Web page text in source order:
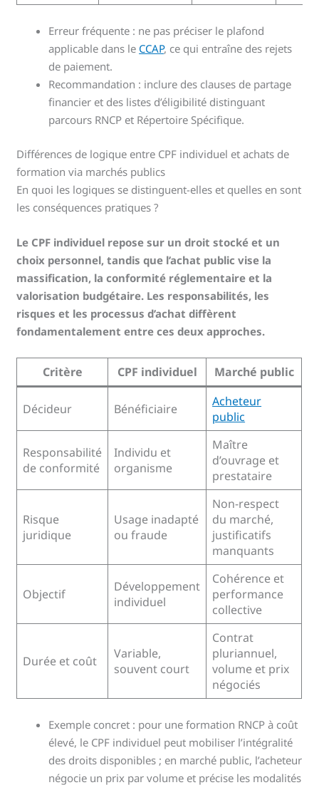
Erreur fréquente : ne pas préciser le plafond
applicable dans le CCAP, ce qui entraîne des rejets
de paiement.
Recommandation : inclure des clauses de partage
financier et des listes d’éligibilité distinguant
parcours RNCP et Répertoire Spécifique.
Différences de logique entre CPF individuel et achats de
formation via marchés publics
En quoi les logiques se distinguent-elles et quelles en sont
les conséquences pratiques ?
Le CPF individuel repose sur un droit stocké et un
choix personnel, tandis que l’achat public vise la
massification, la conformité réglementaire et la
valorisation budgétaire. Les responsabilités, les
risques et les processus d’achat diffèrent
fondamentalement entre ces deux approches.
Critère CPF individuel Marché public
Décideur Bénéficiaire
Acheteur
public
Responsabilité
de conformité
Individu et
organisme
Maître
d’ouvrage et
prestataire
Risque
juridique
Usage inadapté
ou fraude
Non-respect
du marché,
justificatifs
manquants
Objectif
Développement
individuel
Cohérence et
performance
collective
Durée et coût
Variable,
souvent court
Contrat
pluriannuel,
volume et prix
négociés
Exemple concret : pour une formation RNCP à coût
élevé, le CPF individuel peut mobiliser l’intégralité
des droits disponibles ; en marché public, l’acheteur
négocie un prix par volume et précise les modalités